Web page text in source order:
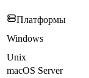
Платформы
Windows
Unix
macOS Server